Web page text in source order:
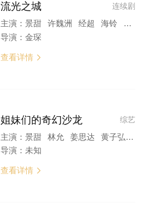
连续剧
流光之城
主演： 景甜 许魏洲 经超 海铃 迟嘉 王一菲 米咪 马闻远 杨朕 邢佳栋 曹艳艳 王子子 张棠 谭咏雯 刘妍 虞朗 赵茜
导演： 金琛
查看详情 
综艺
姐妹们的奇幻沙龙
主演： 景甜 林允 姜思达 黄子弘凡 祝子杰
导演： 未知
查看详情 